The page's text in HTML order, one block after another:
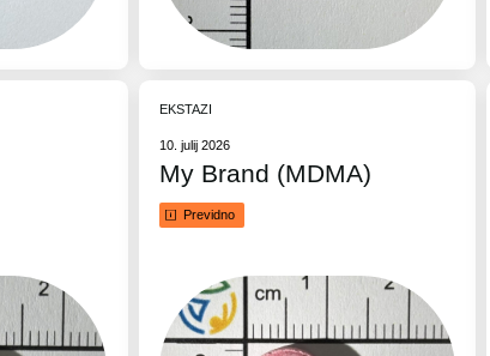
EKSTAZI
10. julij 2026
My Brand (MDMA)
Previdno